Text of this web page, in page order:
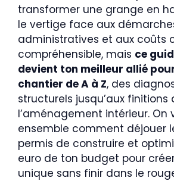
transformer une grange en
le vertige face aux
administratives et aux coûts
compréhensible, mais ce
devient ton meilleur allié
chantier de A à Z, des
structurels jusqu’aux finitions
l’aménagement intérieur. On
ensemble comment déjouer
permis de construire et
euro de ton budget pour
unique sans finir dans le